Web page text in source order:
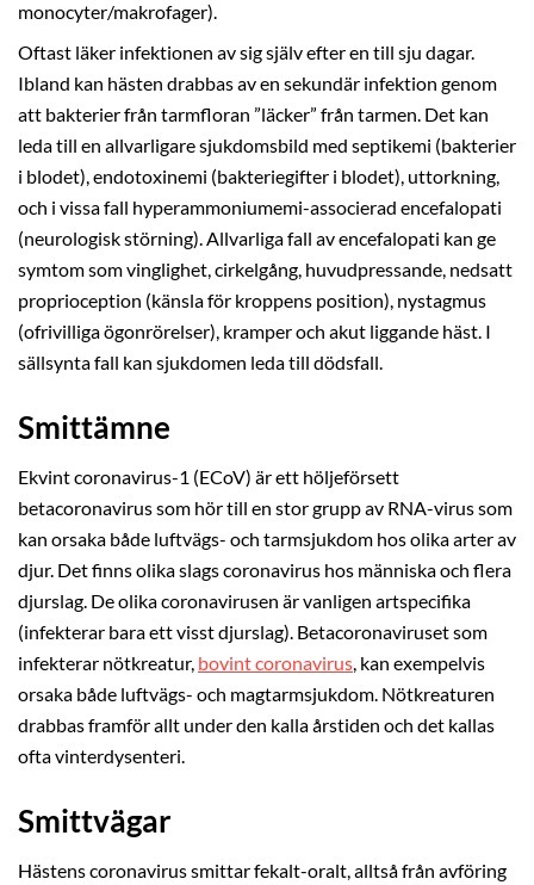
monocyter/makrofager).
Oftast läker infektionen av sig själv efter en till sju dagar.
Ibland kan hästen drabbas av en sekundär infektion genom
att bakterier från tarmfloran ”läcker” från tarmen. Det kan
leda till en allvarligare sjukdomsbild med septikemi (bakterier
i blodet), endotoxinemi (bakteriegifter i blodet), uttorkning,
och i vissa fall hyperammoniumemi-associerad encefalopati
(neurologisk störning). Allvarliga fall av encefalopati kan ge
symtom som vinglighet, cirkelgång, huvudpressande, nedsatt
proprioception (känsla för kroppens position), nystagmus
(ofrivilliga ögonrörelser), kramper och akut liggande häst. I
sällsynta fall kan sjukdomen leda till dödsfall.
Smittämne
Ekvint coronavirus-1 (ECoV) är ett höljeförsett
betacoronavirus som hör till en stor grupp av RNA-virus som
kan orsaka både luftvägs- och tarmsjukdom hos olika arter av
djur. Det finns olika slags coronavirus hos människa och flera
djurslag. De olika coronavirusen är vanligen artspecifika
(infekterar bara ett visst djurslag). Betacoronaviruset som
infekterar nötkreatur, bovint coronavirus, kan exempelvis
orsaka både luftvägs- och magtarmsjukdom. Nötkreaturen
drabbas framför allt under den kalla årstiden och det kallas
ofta vinterdysenteri.
Smittvägar
Hästens coronavirus smittar fekalt-oralt, alltså från avföring